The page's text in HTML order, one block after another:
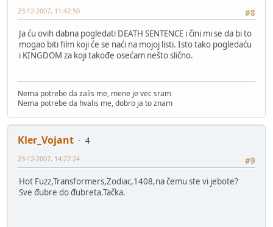
#8
23-12-2007, 11:42:50
Ja ću ovih dabna pogledati DEATH SENTENCE i čini mi se da bi to
mogao biti film koji će se naći na mojoj listi. Isto tako pogledaću
i KINGDOM za koji takođe osećam nešto slično.
Nema potrebe da zalis me, mene je vec sram
Nema potrebe da hvalis me, dobro ja to znam
Kler_Vojant
4
#9
23-12-2007, 14:27:24
Hot Fuzz,Transformers,Zodiac,1408,na čemu ste vi jebote?
Sve đubre do đubreta.Tačka.